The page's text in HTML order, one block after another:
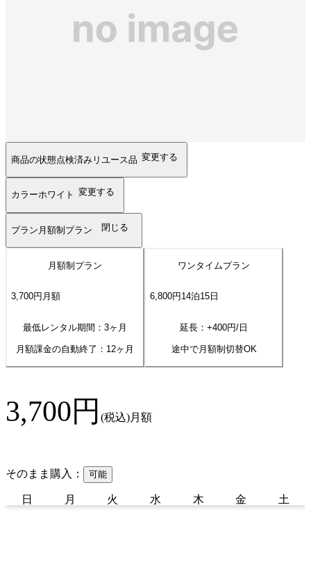
商品の状態点検済みリユース品 変更する
カラーホワイト 変更する
プラン 月額制プラン 閉じる
月額制プラン
3,700円 月額
最低レンタル期間：3ヶ月
月額課金の自動終了： 12ヶ月
ワンタイムプラン
6,800円 14泊15 日
延長：+400円/日
途中で月額制切替OK
3,700円 (税込)月額
そのまま購入： 可能
日 月 火 水 木 金 土